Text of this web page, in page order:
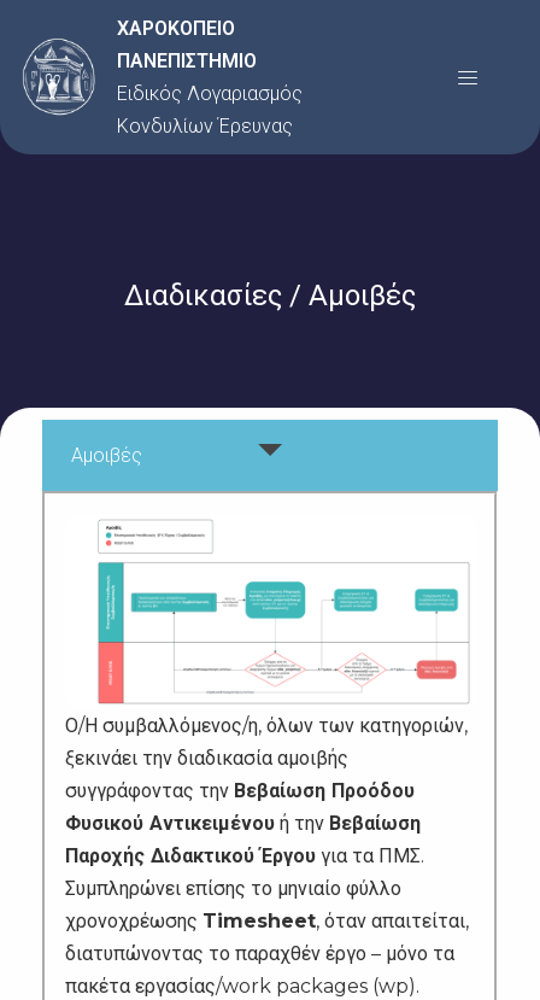
στο
περιεχόμενο
ΧΑΡΟΚΟΠΕΙΟ
ΠΑΝΕΠΙΣΤΗΜΙΟ
Ειδικός Λογαριασμός
Κονδυλίων Έρευνας
Menu
Διαδικασίες / Αμοιβές
Αμοιβές
Ο/Η συμβαλλόμενος/η, όλων των κατηγοριών,
ξεκινάει την διαδικασία αμοιβής
συγγράφοντας την Βεβαίωση Προόδου
Φυσικού Αντικειμένου ή την Βεβαίωση
Παροχής Διδακτικού Έργου για τα ΠΜΣ.
Συμπληρώνει επίσης το μηνιαίο φύλλο
χρονοχρέωσης Timesheet, όταν απαιτείται,
διατυπώνοντας το παραχθέν έργο – μόνο τα
πακέτα εργασίας/work packages (wp).